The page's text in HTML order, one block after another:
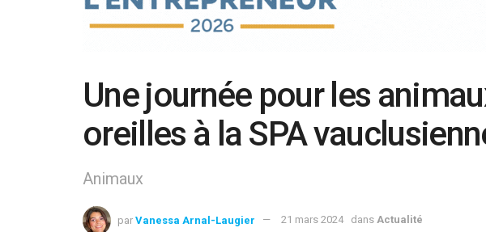
Une journée pour les
oreilles à la SPA
Animaux
par Vanessa Arnal-Laugier 21 mars 2024 dans Actualité